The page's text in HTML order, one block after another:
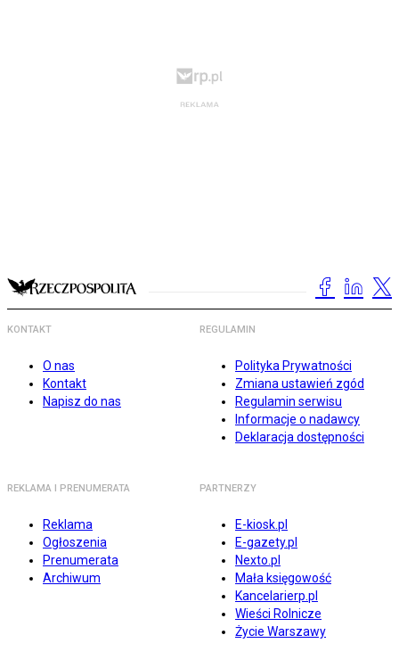
KONTAKT
O nas
Kontakt
Napisz do nas
REGULAMIN
Polityka Prywatności
Zmiana ustawień zgód
Regulamin serwisu
Informacje o nadawcy
Deklaracja dostępności
REKLAMA I PRENUMERATA
Reklama
Ogłoszenia
Prenumerata
Archiwum
PARTNERZY
E-kiosk.pl
E-gazety.pl
Nexto.pl
Mała księgowość
Kancelarierp.pl
Wieści Rolnicze
Życie Warszawy